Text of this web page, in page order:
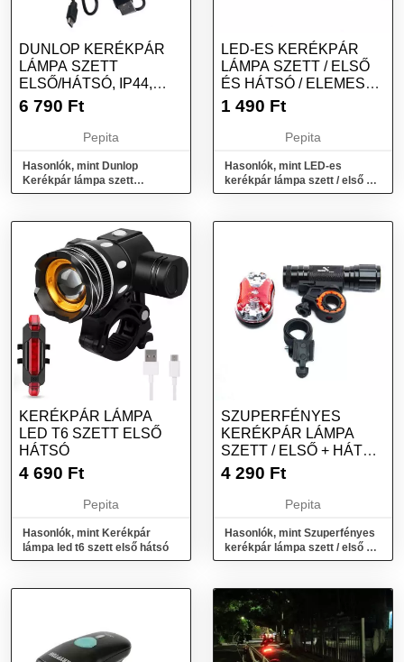
DUNLOP KERÉKPÁR
LÁMPA SZETT
ELSŐ/HÁTSÓ, IP44,
500/240MAH USB-N
6 790 Ft
Pepita
Hasonlók, mint Dunlop
Kerékpár lámpa szett
első/hátsó, IP44, 500/240mAh
LED-ES KERÉKPÁR
LÁMPA SZETT / ELSŐ
ÉS HÁTSÓ / ELEMES
(16766)
1 490 Ft
Pepita
Hasonlók, mint LED-es
kerékpár lámpa szett / első és
hátsó / elemes (16766)
KERÉKPÁR LÁMPA
LED T6 SZETT ELSŐ
HÁTSÓ
4 690 Ft
Pepita
Hasonlók, mint Kerékpár
lámpa led t6 szett első hátsó
SZUPERFÉNYES
KERÉKPÁR LÁMPA
SZETT / ELSŐ + HÁTSÓ
LÁMPA
4 290 Ft
Pepita
Hasonlók, mint Szuperfényes
kerékpár lámpa szett / első +
hátsó lámpa